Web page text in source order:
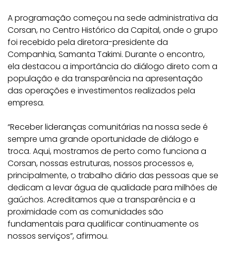
A programação começou na sede administrativa da
Corsan, no Centro Histórico da Capital, onde o grupo
foi recebido pela diretora-presidente da
Companhia, Samanta Takimi. Durante o encontro,
ela destacou a importância do diálogo direto com a
população e da transparência na apresentação
das operações e investimentos realizados pela
empresa.
“Receber lideranças comunitárias na nossa sede é
sempre uma grande oportunidade de diálogo e
troca. Aqui, mostramos de perto como funciona a
Corsan, nossas estruturas, nossos processos e,
principalmente, o trabalho diário das pessoas que se
dedicam a levar água de qualidade para milhões de
gaúchos. Acreditamos que a transparência e a
proximidade com as comunidades são
fundamentais para qualificar continuamente os
nossos serviços”, afirmou.